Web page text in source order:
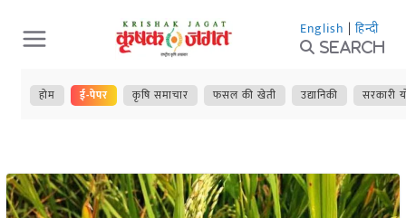
Skip
to
content
English | हिन्दी
Search
होम ई-पेपर कृषि समाचार फसल की खेती उद्यानिकी सरकारी